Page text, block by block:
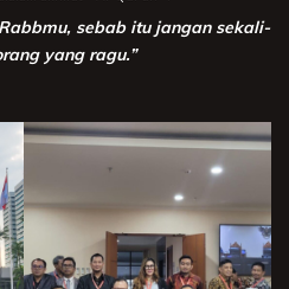
sebab itu jangan sekali-
yang ragu.”